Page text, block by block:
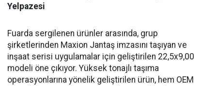
Yelpazesi
Fuarda sergilenen ürünler arasında, grup
şirketlerinden Maxion Jantaş imzasını taşıyan ve
inşaat serisi uygulamalar için geliştirilen 22,5x9,00
modeli öne çıkıyor. Yüksek tonajlı taşıma
operasyonlarına yönelik geliştirilen ürün, hem OEM